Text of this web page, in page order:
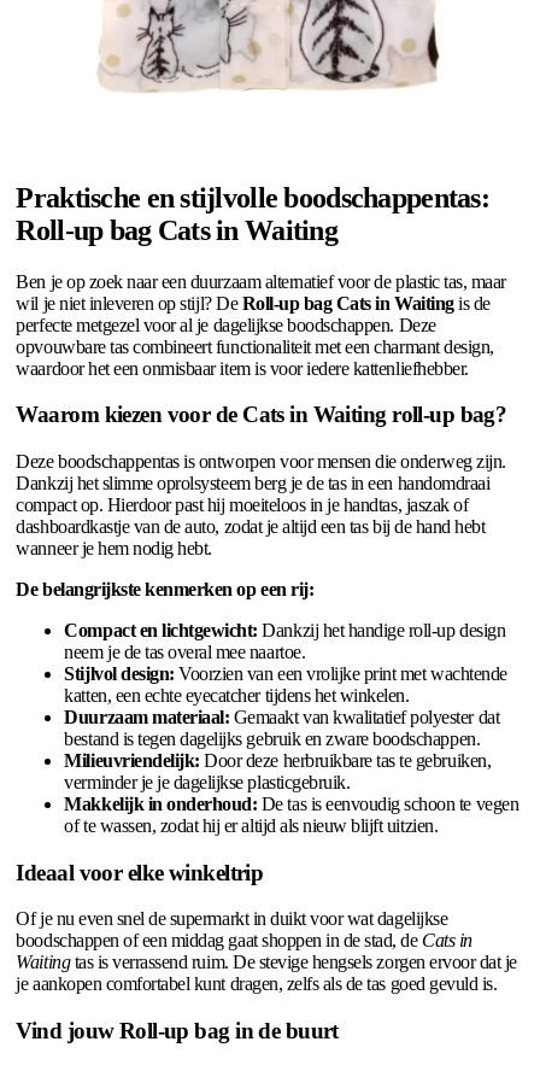
Praktische en stijlvolle boodschappentas:
Roll-up bag Cats in Waiting
Ben je op zoek naar een duurzaam alternatief voor de plastic tas, maar
wil je niet inleveren op stijl? DeRoll-up bag Cats in Waitingis de
perfecte metgezel voor al je dagelijkse boodschappen. Deze
opvouwbare tas combineert functionaliteit met een charmant design,
waardoor het een onmisbaar item is voor iedere kattenliefhebber.
Waarom kiezen voor de Cats in Waiting roll-up bag?
Deze boodschappentas is ontworpen voor mensen die onderweg zijn.
Dankzij het slimme oprolsysteem berg je de tas in een handomdraai
compact op. Hierdoor past hij moeiteloos in je handtas, jaszak of
dashboardkastje van de auto, zodat je altijd een tas bij de hand hebt
wanneer je hem nodig hebt.
De belangrijkste kenmerken op een rij:
Compact en lichtgewicht: Dankzij het handige roll-up design
neem je de tas overal mee naartoe.
Stijlvol design: Voorzien van een vrolijke print met wachtende
katten, een echte eyecatcher tijdens het winkelen.
Duurzaam materiaal: Gemaakt van kwalitatief polyester dat
bestand is tegen dagelijks gebruik en zware boodschappen.
Milieuvriendelijk: Door deze herbruikbare tas te gebruiken,
verminder je je dagelijkse plasticgebruik.
Makkelijk in onderhoud: De tas is eenvoudig schoon te vegen
of te wassen, zodat hij er altijd als nieuw blijft uitzien.
Ideaal voor elke winkeltrip
Of je nu even snel de supermarkt in duikt voor wat dagelijkse
boodschappen of een middag gaat shoppen in de stad, de Cats in
Waitingtas is verrassend ruim. De stevige hengsels zorgen ervoor dat je
je aankopen comfortabel kunt dragen, zelfs als de tas goed gevuld is.
Vind jouw Roll-up bag in de buurt